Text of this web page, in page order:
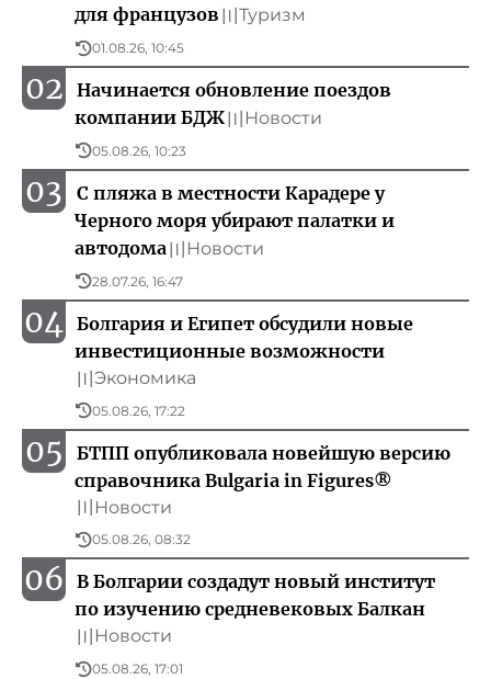
для французов 〣 Туризм
01.08.26, 10:45
06
В Болгарии создадут новый институт
по изучению средневековых Балкан
〣 Новости
05.08.26, 17:01
02
Начинается обновление поездов
компании БДЖ〣 Новости
05.08.26, 10:23
03
С пляжа в местности Карадере у
Черного моря убирают палатки и
автодома 〣 Новости
28.07.26, 16:47
04 Болгария и Египет обсудили новые
инвестиционные возможности
〣 Экономика
05.08.26, 17:22
05
БТПП опубликовала новейшую версию
справочника Bulgaria in Figures®
〣 Новости
05.08.26, 08:32